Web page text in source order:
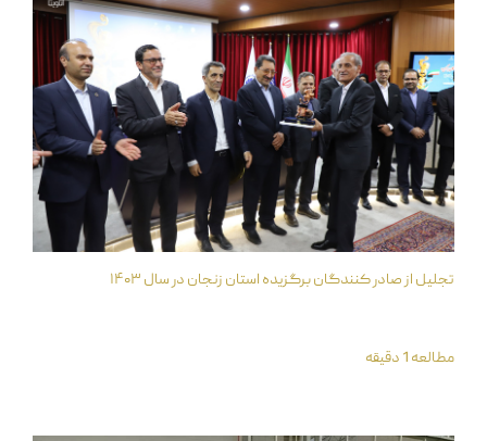
تجلیل از صادر کنندگان برگزیده استان زنجان در سال ۱۴۰۳
مطالعه 1 دقیقه